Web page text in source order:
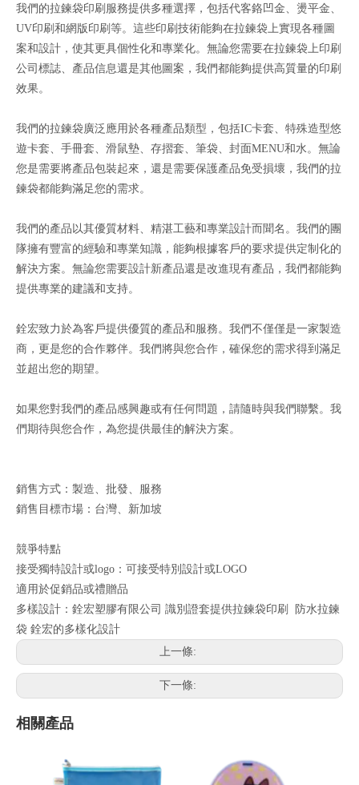
我們的拉鍊袋印刷服務提供多種選擇，包括代客鉻凹金、燙平金、
UV印刷和網版印刷等。這些印刷技術能夠在拉鍊袋上實現各種圖
案和設計，使其更具個性化和專業化。無論您需要在拉鍊袋上印刷
公司標誌、產品信息還是其他圖案，我們都能夠提供高質量的印刷
效果。
我們的拉鍊袋廣泛應用於各種產品類型，包括IC卡套、特殊造型悠
遊卡套、手冊套、滑鼠墊、存摺套、筆袋、封面MENU和水。無論
您是需要將產品包裝起來，還是需要保護產品免受損壞，我們的拉
鍊袋都能夠滿足您的需求。
我們的產品以其優質材料、精湛工藝和專業設計而聞名。我們的團
隊擁有豐富的經驗和專業知識，能夠根據客戶的要求提供定制化的
解決方案。無論您需要設計新產品還是改進現有產品，我們都能夠
提供專業的建議和支持。
銓宏致力於為客戶提供優質的產品和服務。我們不僅僅是一家製造
商，更是您的合作夥伴。我們將與您合作，確保您的需求得到滿足
並超出您的期望。
如果您對我們的產品感興趣或有任何問題，請隨時與我們聯繫。我
們期待與您合作，為您提供最佳的解決方案。
銷售方式：製造、批發、服務
銷售目標市場：台灣、新加坡
競爭特點
接受獨特設計或logo：可接受特別設計或LOGO
適用於促銷品或禮贈品
多樣設計：銓宏塑膠有限公司 識別證套提供拉鍊袋印刷 防水拉鍊
袋 銓宏的多樣化設計
上一條:
下一條:
相關產品